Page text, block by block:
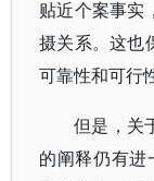
贴近个案事实
摄关系。这也
可靠性和可行
但是，关
的阐释仍有进